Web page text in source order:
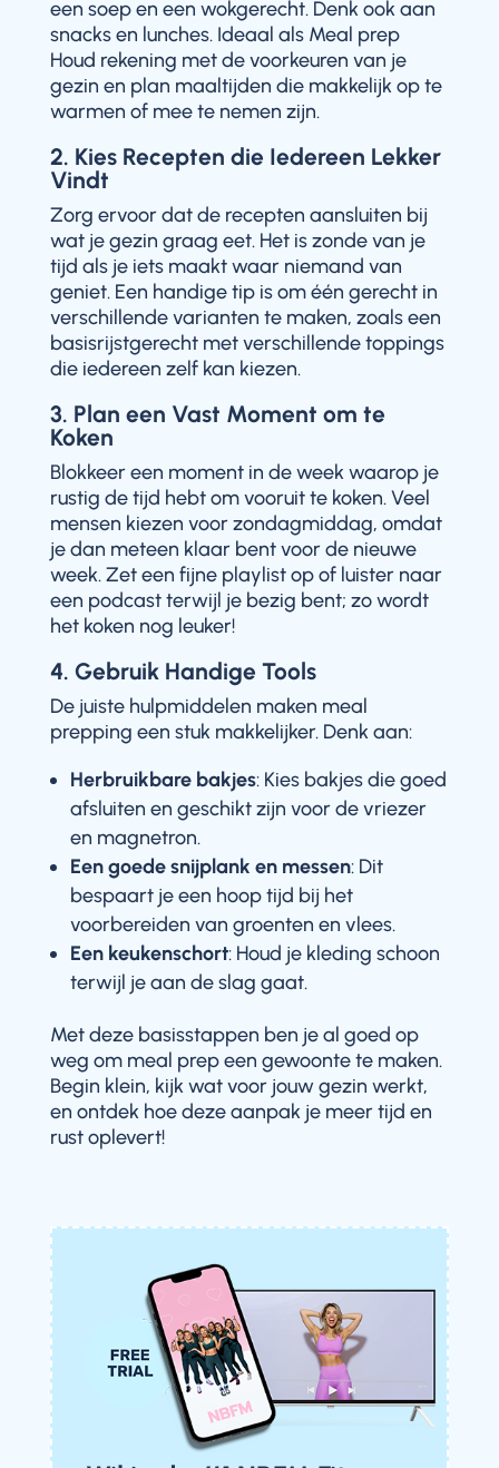
een soep en een wokgerecht. Denk ook aan
snacks en lunches. Ideaal als Meal prep
Houd rekening met de voorkeuren van je
gezin en plan maaltijden die makkelijk op te
warmen of mee te nemen zijn.
2. Kies Recepten die Iedereen Lekker
Vindt
Zorg ervoor dat de recepten aansluiten bij
wat je gezin graag eet. Het is zonde van je
tijd als je iets maakt waar niemand van
geniet. Een handige tip is om één gerecht in
verschillende varianten te maken, zoals een
basisrijstgerecht met verschillende toppings
die iedereen zelf kan kiezen.
3. Plan een Vast Moment om te
Koken
Blokkeer een moment in de week waarop je
rustig de tijd hebt om vooruit te koken. Veel
mensen kiezen voor zondagmiddag, omdat
je dan meteen klaar bent voor de nieuwe
week. Zet een fijne playlist op of luister naar
een podcast terwijl je bezig bent; zo wordt
het koken nog leuker!
4. Gebruik Handige Tools
De juiste hulpmiddelen maken meal
prepping een stuk makkelijker. Denk aan:
Herbruikbare bakjes: Kies bakjes die goed
afsluiten en geschikt zijn voor de vriezer
en magnetron.
Een goede snijplank en messen: Dit
bespaart je een hoop tijd bij het
voorbereiden van groenten en vlees.
Een keukenschort: Houd je kleding schoon
terwijl je aan de slag gaat.
Met deze basisstappen ben je al goed op
weg om meal prep een gewoonte te maken.
Begin klein, kijk wat voor jouw gezin werkt,
en ontdek hoe deze aanpak je meer tijd en
rust oplevert!